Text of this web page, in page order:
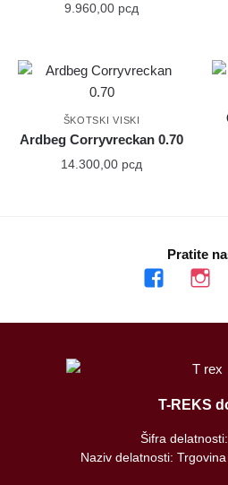
9.960,00 рсд
ŠKOTSKI VISKI
Ardbeg Corryvreckan 0.70
14.300,00 рсд
Pratite
facebook
T-REKS
Šifra
Naziv delatnosti: